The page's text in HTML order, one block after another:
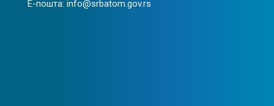
Е-пошта: info@srbatom.gov.rs